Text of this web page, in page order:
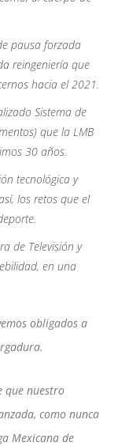
pausa forzada
reingeniería que
hacia el 2021.
Sistema de
que la LMB
30 años.
tecnológica y
los retos que el
de Televisión y
en una
obligados a
que nuestro
como nunca
Mexicana de